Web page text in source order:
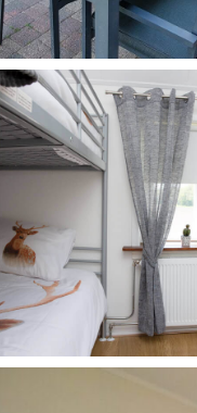
Slaapkamer met
THE